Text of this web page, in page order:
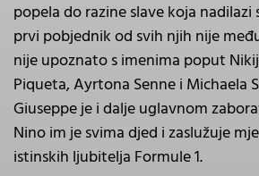
popela do razine slave koja nadilazi
prvi pobjednik od svih njih nije
nije upoznato s imenima poput
Piqueta, Ayrtona Senne i Michaela
Giuseppe je i dalje uglavnom
Nino im je svima djed i zaslužuje
istinskih ljubitelja Formule 1.